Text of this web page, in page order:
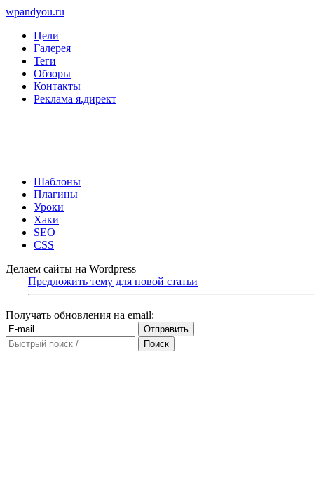
wpandyou.ru
Цели
Галерея
Теги
Обзоры
Контакты
Реклама я.директ
Шаблоны
Плагины
Уроки
Хаки
SEO
CSS
Делаем сайты на Wordpress
Предложить тему для новой статьи
Получать обновления на email: